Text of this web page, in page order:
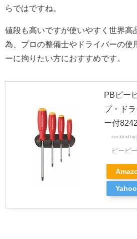
らではですね。
値段も高いですが使いやすく世界高
為、プロの整備士やドライバーの使
ーに拘りたい方におすすめです。
PBピー
プ・ド
ー付8242
created by
ピービ